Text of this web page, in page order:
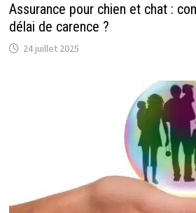
Assurance pour chien et chat :
délai de carence ?
24 juillet 2025